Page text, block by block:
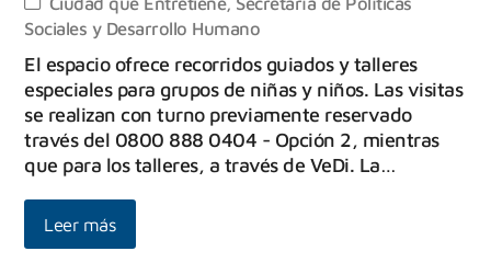
Sociales y Desarrollo Humano
El espacio ofrece recorridos guiados y talleres
especiales para grupos de niñas y niños. Las visitas
se realizan con turno previamente reservado
través del 0800 888 0404 - Opción 2, mientras
que para los talleres, a través de VeDi. La…
Leer más